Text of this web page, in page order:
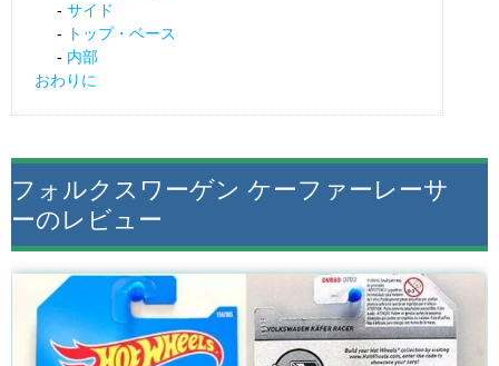
サイド
トップ・ベース
内部
おわりに
フォルクスワーゲン ケーファーレーサ
ーのレビュー